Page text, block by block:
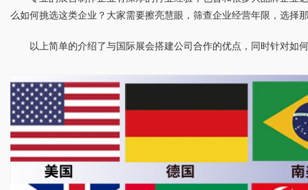
么如何挑选这类企业？大家需要擦亮慧眼，筛查企业经营年限，选择
以上简单的介绍了与国际展会搭建公司合作的优点，同时针对如